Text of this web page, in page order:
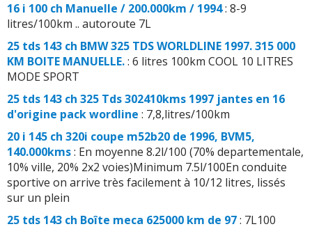
16 i 100 ch Manuelle / 200.000km / 1994: 8-9
litres/100km .. autoroute 7L
25 tds 143 ch BMW 325 TDS WORLDLINE 1997. 315 000
KM BOITE MANUELLE.: 6 litres 100km COOL 10 LITRES
MODE SPORT
25 tds 143 ch 325 Tds 302410kms 1997 jantes en 16
d'origine pack wordline : 7,8,litres/100km
20 i 145 ch 320i coupe m52b20 de 1996, BVM5,
140.000kms: En moyenne 8.2l/100 (70% departementale,
10% ville, 20% 2x2 voies)Minimum 7.5l/100En conduite
sportive on arrive très facilement à 10/12 litres, lissés
sur un plein
25 tds 143 ch Boîte meca 625000 km de 97: 7L100